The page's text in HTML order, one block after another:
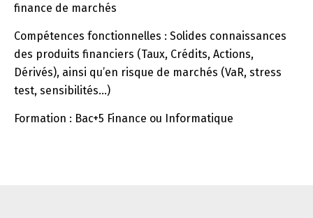
finance de marchés
Compétences fonctionnelles : Solides connaissances
des produits financiers (Taux, Crédits, Actions,
Dérivés), ainsi qu’en risque de marchés (VaR, stress
test, sensibilités…)
Formation : Bac+5 Finance ou Informatique